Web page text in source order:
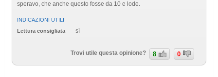
speravo, che anche questo fosse da 10 e lode.
INDICAZIONI UTILI
Lettura consigliata
sì
Trovi utile questa opinione? 8 0